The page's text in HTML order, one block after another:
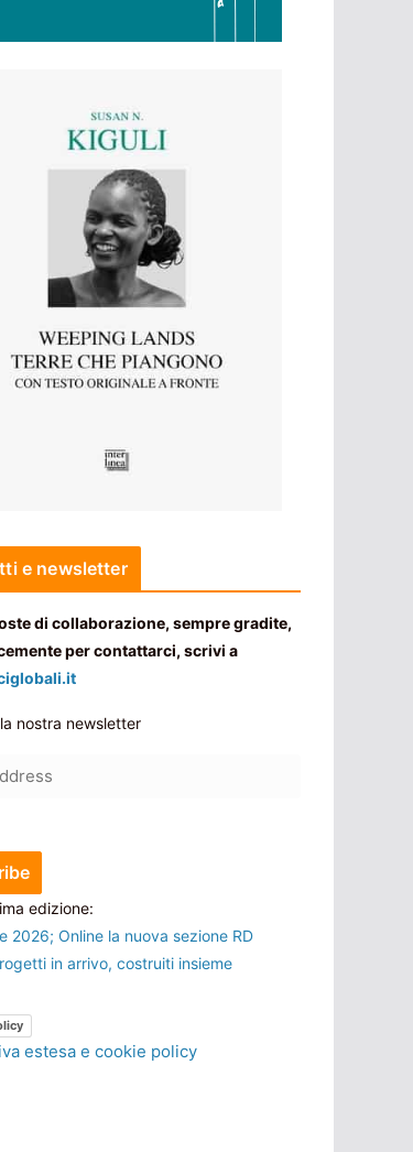
e newsletter
di collaborazione, sempre gradite,
per contattarci, scrivi a
nostra newsletter
edizione:
2026; Online la nuova sezione RD
in arrivo, costruiti insieme
estesa e cookie policy